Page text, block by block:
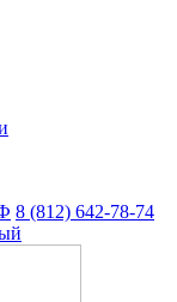
8 (812) 642-78-74